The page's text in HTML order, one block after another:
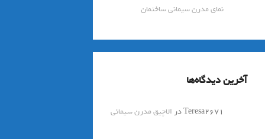
نمای مدرن سیمانی ساختمان
آخرین دیدگاه‌ها
Teresa2671در الاچیق مدرن سیمانی